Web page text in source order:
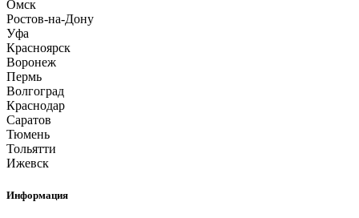
Омск
Ростов-на-Дону
Уфа
Красноярск
Воронеж
Пермь
Волгоград
Краснодар
Саратов
Тюмень
Тольятти
Ижевск
Информация